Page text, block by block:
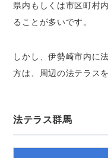
県内もしくは市区町村
ることが多いです。
しかし、伊勢崎市内に
方は、周辺の法テラス
法テラス群馬